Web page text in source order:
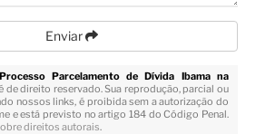
Enviar
Processo Parcelamento de Dívida Ibama na
de direito reservado. Sua reprodução, parcial ou
nossos links, é proibida sem a autorização do
e está previsto no artigo 184 do Código Penal.
direitos autorais.